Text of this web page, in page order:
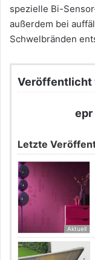
spezielle Bi-
außerdem bei
Schwelbränden
Veröffentlicht
epr
Letzte
Aktuell